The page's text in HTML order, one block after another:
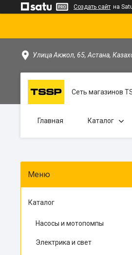
Создать сайт на
Улица Акжол, 65, Астана,
Сеть магазинов
Главная Каталог
Каталог
Насосы и мотопомпы
Электрика и свет